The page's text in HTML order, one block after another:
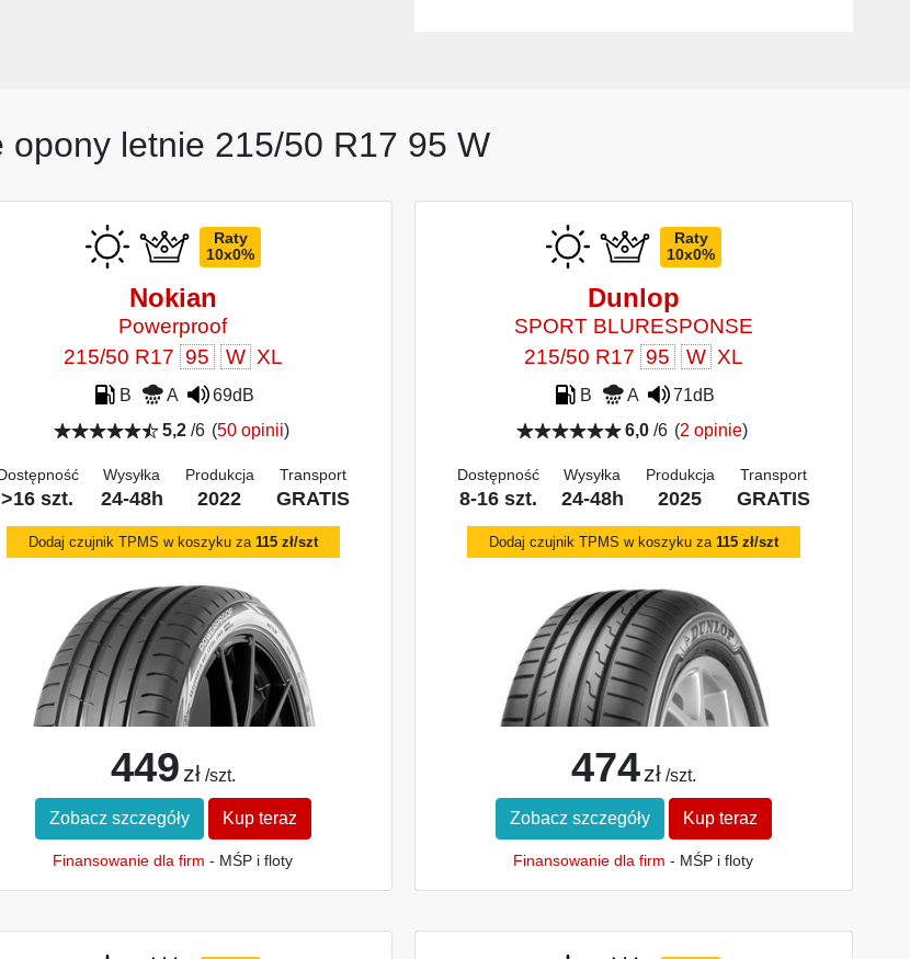
opony letnie 215/50 R17 95 W
Raty
10x0%
Nokian
Powerproof
215/50 R17 95 W XL
B A
69dB
5,2/6 (50 opinii)
>16 szt.
Wysyłka
24-48h
Produkcja
2022
Transport
GRATIS
Dodaj czujnik TPMS w koszyku za 115 zł/szt
449 zł /szt.
Zobacz szczegóły Kup teraz
Finansowanie dla firm - MŚP i floty
Raty
10x0%
Dunlop
SPORT BLURESPONSE
215/50 R17 95 W XL
B A
71dB
6,0/6 (2 opinie)
Dostępność
8-16 szt.
Wysyłka
24-48h
Produkcja
2025
Transport
GRATIS
Dodaj czujnik TPMS w koszyku za 115 zł/szt
474zł /szt.
Zobacz szczegóły Kup teraz
Finansowanie dla firm - MŚP i floty